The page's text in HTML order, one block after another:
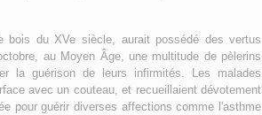
bois du XVe siècle, aurait possédé des vertus
au Moyen Âge, une multitude de pèlerins
la guérison de leurs infirmités. Les malades
avec un couteau, et recueillaient dévotement
pour guérir diverses affections comme l'asthme